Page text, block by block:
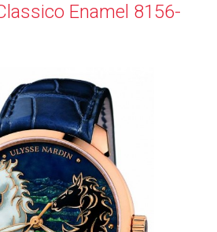
Enamel 8156-